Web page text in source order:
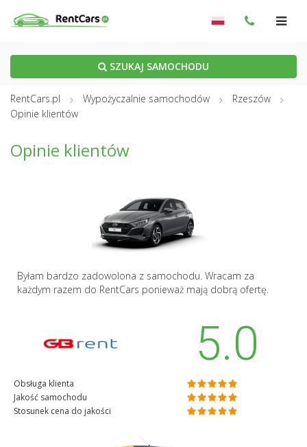
SZUKAJ SAMOCHODU
RentCars.pl Wypożyczalnie samochodów
Rzeszów
Opinie klientów
Opinie klientów
Byłam bardzo zadowolona z samochodu. Wracam za
każdym razem do RentCars ponieważ mają dobrą ofertę.
5.0
Obsługa klienta
Jakość samochodu
Stosunek cena do jakości